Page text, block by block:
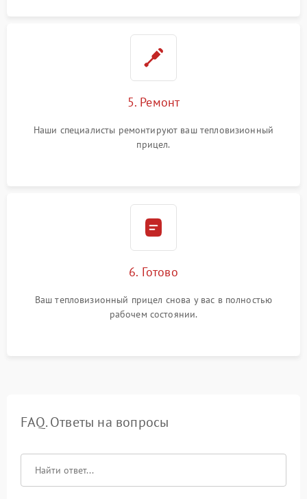
5. Ремонт
Наши специалисты ремонтируют ваш тепловизионный
прицел.
6. Готово
Ваш тепловизионный прицел снова у вас в полностью
рабочем состоянии.
FAQ. Ответы на вопросы